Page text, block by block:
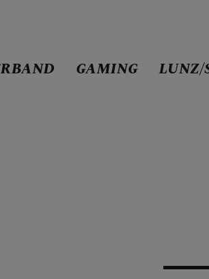
GAMING LUNZ/